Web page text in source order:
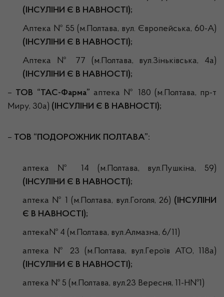
(ІНСУЛІНИ Є В НАВНОСТІ);
Аптека № 55 (м.Полтава, вул. Європейська, 60-А)
(ІНСУЛІНИ Є В НАВНОСТІ);
Аптека № 77 (м.Полтава, вул.Зіньківська, 4а)
(ІНСУЛІНИ Є В НАВНОСТІ);
– ТОВ “ТАС-Фарма” аптека № 180 (м.Полтава, пр-т
Миру, 30а) (ІНСУЛІНИ Є В НАВНОСТІ);
– ТОВ “ПОДОРОЖНИК ПОЛТАВА”:
аптека № 14 (м.Полтава, вул.Пушкіна, 59)
(ІНСУЛІНИ Є В НАВНОСТІ);
аптека № 1 (м.Полтава, вул.Гоголя, 26) (ІНСУЛІНИ
Є В НАВНОСТІ);
аптека№ 4 (м.Полтава, вул.Алмазна, 6/11)
аптека № 23 (м.Полтава, вул.Героїв АТО, 118а)
(ІНСУЛІНИ Є В НАВНОСТІ);
аптека № 5 (м.Полтава, вул.23 Вересня, 11-Н№1)